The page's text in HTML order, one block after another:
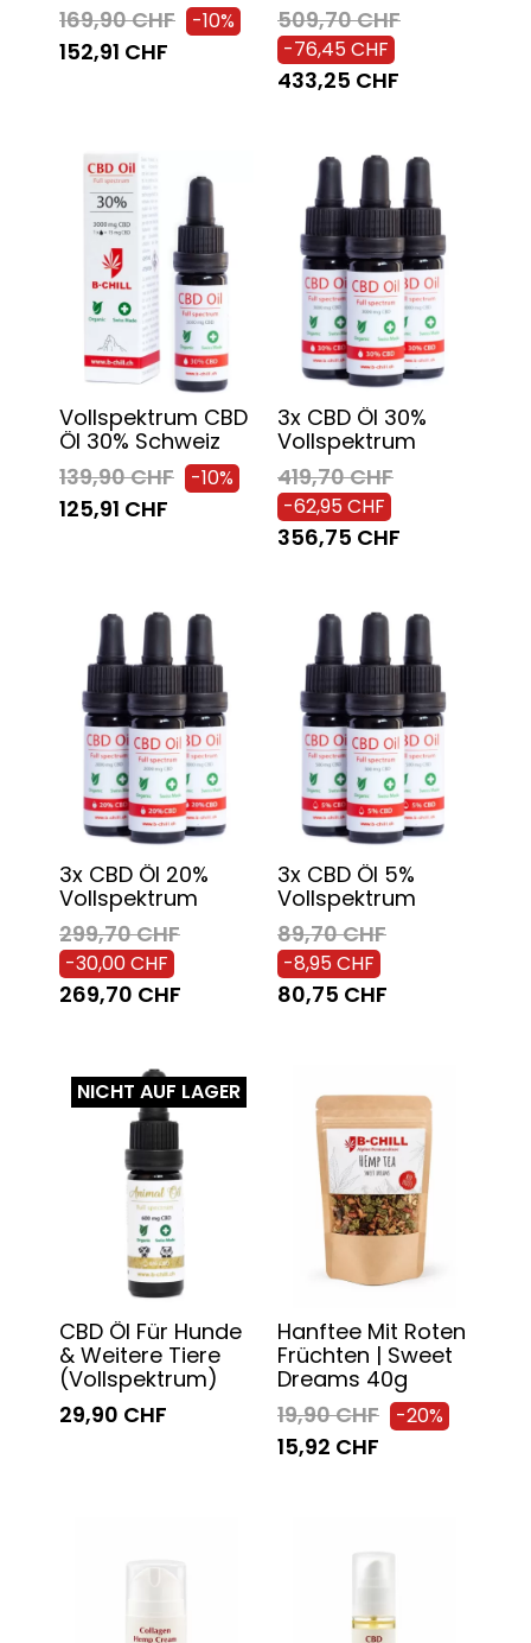
169,90 CHF
-10%
152,91 CHF
509,70 CHF
-76,45 CHF
433,25 CHF
Vollspektrum CBD
Öl 30% Schweiz
139,90 CHF
-10%
125,91 CHF
3x CBD Öl 30%
Vollspektrum
419,70 CHF
-62,95 CHF
356,75 CHF
3x CBD Öl 20%
Vollspektrum
299,70 CHF
-30,00 CHF
269,70 CHF
3x CBD Öl 5%
Vollspektrum
89,70 CHF
-8,95 CHF
80,75 CHF
NICHT AUF LAGER
CBD Öl Für Hunde
& Weitere Tiere
(Vollspektrum)
29,90 CHF
Hanftee Mit Roten
Früchten | Sweet
Dreams 40g
19,90 CHF
-20%
15,92 CHF